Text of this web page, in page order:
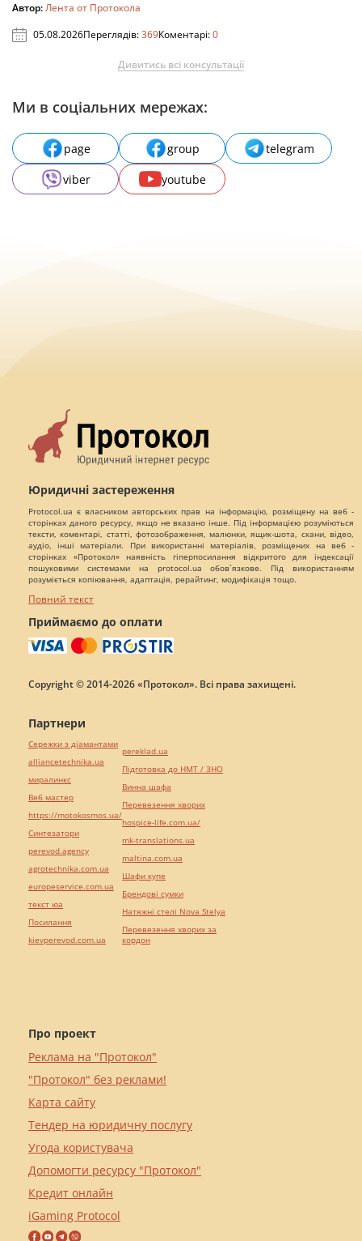
Автор:Лента от Протокола
05.08.2026Переглядів:369Коментарі:0
Дивитись всі консультації
Ми в соціальних мережах:
page group
telegram
viber
youtube
Юридичні застереження
Protocol.ua є власником авторських прав на інформацію, розміщену на веб -
сторінках даного ресурсу, якщо не вказано інше. Під інформацією розуміються
тексти, коментарі, статті, фотозображення, малюнки, ящик-шота, скани, відео,
аудіо, інші матеріали. При використанні матеріалів, розміщених на веб -
сторінках «Протокол» наявність гіперпосилання відкритого для індексації
пошуковими системами на protocol.ua обов`язкове. Під використанням
розуміється копіювання, адаптація, рерайтинг, модифікація тощо.
Повний текст
Приймаємо до оплати
Copyright © 2014-2026 «Протокол». Всі права захищені.
Про проект
Реклама на "Протокол"
"Протокол" без реклами!
Карта сайту
Тендер на юридичну послугу
Угода користувача
Допомогти ресурсу "Протокол"
Кредит онлайн
iGaming Protocol
Партнери
Сережки з діамантами
alliancetechnika.ua
миралинкс
Веб мастер
https://motokosmos.ua/
Синтезатори
perevod.agency
agrotechnika.com.ua
europeservice.com.ua
текст юа
Посилання
kievperevod.com.ua
pereklad.ua
Підготовка до НМТ / ЗНО
Винна шафа
Перевезення хворих
hospice-life.com.ua/
mk-translations.ua
maltina.com.ua
Шафи купе
Брендові сумки
Натяжні стелі Nova Stelya
Перевезення хворих за
кордон